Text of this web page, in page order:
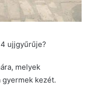
ujjgyűrűje?
melyek
kezét.